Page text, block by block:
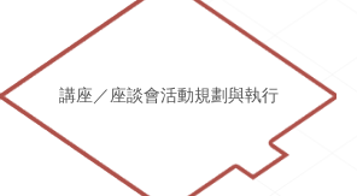
講座／座談會活動規劃與執行